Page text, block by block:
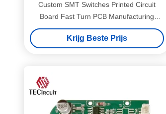
Custom SMT Switches Printed Circuit
Board Fast Turn PCB Manufacturing
PCBA
Krijg Beste Prijs